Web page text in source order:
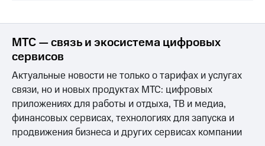
Корпоративный
секретарь
Раскрытие
информации
Информация
акционерам
Документы
ПАО
"МТС"
Собрания
акционеров
МТС — связь и экосистема цифровых
сервисов
Актуальные новости не только о тарифах и услугах
связи, но и новых продуктах МТС: цифровых
приложениях для работы и отдыха, ТВ и медиа,
финансовых сервисах, технологиях для запуска и
продвижения бизнеса и других сервисах компании